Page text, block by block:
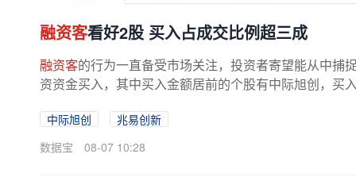
融资客看好2股 买入占成交比例超三成
融资客的行为一直备受市场关注，投资者寄望能从中捕
资资金买入，其中买入金额居前的个股有中际旭创，买
中际旭创
兆易创新
数据宝
08-07 10:28